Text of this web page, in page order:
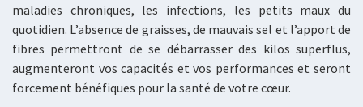
maladies chroniques, les infections, les petits maux du
quotidien. L’absence de graisses, de mauvais sel et l’apport de
fibres permettront de se débarrasser des kilos superflus,
augmenteront vos capacités et vos performances et seront
forcement bénéfiques pour la santé de votre cœur.